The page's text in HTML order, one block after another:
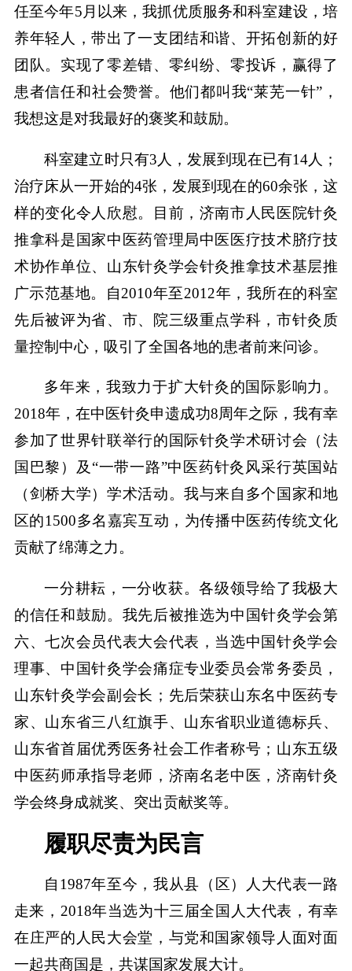
任至今年5月以来，我抓优质服务和科室建设，培
养年轻人，带出了一支团结和谐、开拓创新的好
团队。实现了零差错、零纠纷、零投诉，赢得了
患者信任和社会赞誉。他们都叫我“莱芜一针”，
我想这是对我最好的褒奖和鼓励。
科室建立时只有3人，发展到现在已有14人；
治疗床从一开始的4张，发展到现在的60余张，这
样的变化令人欣慰。目前，济南市人民医院针灸
推拿科是国家中医药管理局中医医疗技术脐疗技
术协作单位、山东针灸学会针灸推拿技术基层推
广示范基地。自2010年至2012年，我所在的科室
先后被评为省、市、院三级重点学科，市针灸质
量控制中心，吸引了全国各地的患者前来问诊。
多年来，我致力于扩大针灸的国际影响力。
2018年，在中医针灸申遗成功8周年之际，我有幸
参加了世界针联举行的国际针灸学术研讨会（法
国巴黎）及“一带一路”中医药针灸风采行英国站
（剑桥大学）学术活动。我与来自多个国家和地
区的1500多名嘉宾互动，为传播中医药传统文化
贡献了绵薄之力。
一分耕耘，一分收获。各级领导给了我极大
的信任和鼓励。我先后被推选为中国针灸学会第
六、七次会员代表大会代表，当选中国针灸学会
理事、中国针灸学会痛症专业委员会常务委员，
山东针灸学会副会长；先后荣获山东名中医药专
家、山东省三八红旗手、山东省职业道德标兵、
山东省首届优秀医务社会工作者称号；山东五级
中医药师承指导老师，济南名老中医，济南针灸
学会终身成就奖、突出贡献奖等。
履职尽责为民言
自1987年至今，我从县（区）人大代表一路
走来，2018年当选为十三届全国人大代表，有幸
在庄严的人民大会堂，与党和国家领导人面对面
一起共商国是，共谋国家发展大计。